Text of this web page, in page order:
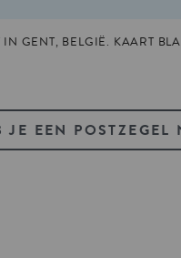
GENT, BELGIË. KAART
JE EEN POSTZEGEL